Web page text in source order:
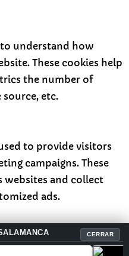
understand how
These cookies help
the number of
etc.
to provide visitors
campaigns. These
websites and collect
ads.
are those that are being
CERRAR